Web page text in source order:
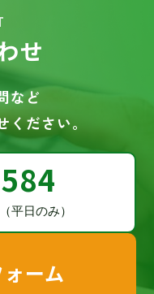
せ
など
ださい。
平日のみ）
ーム